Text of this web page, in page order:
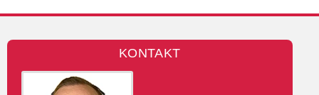
KONTAKT